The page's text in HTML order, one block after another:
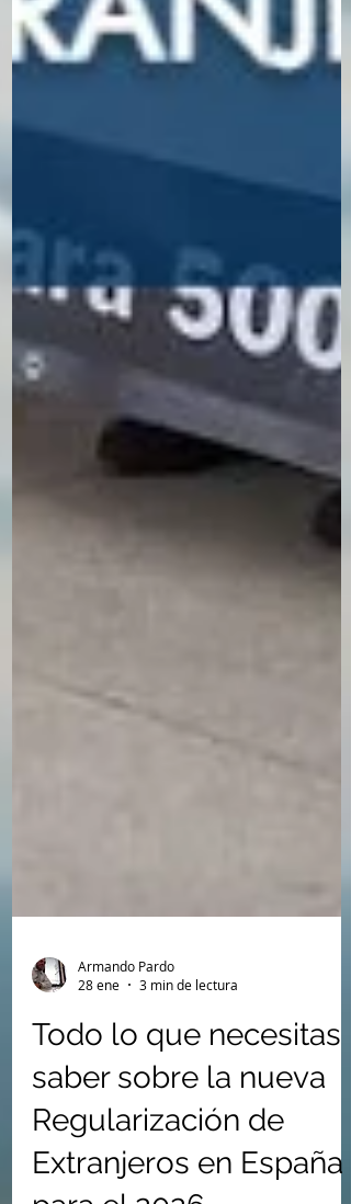
Armando Pardo
28 ene
3 min de lectura
Todo lo que necesitas
saber sobre la nueva
Regularización de